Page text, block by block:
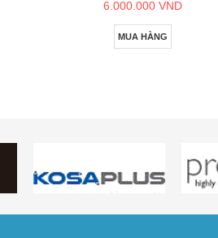
6.000.000 VND
MUA HÀNG